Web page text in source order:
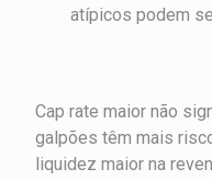
atípicos podem
Cap rate maior não
galpões têm mais
liquidez maior na